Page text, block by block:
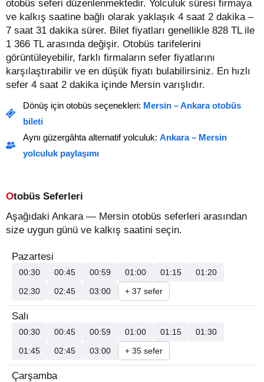
otobüs seferi düzenlenmektedir. Yolculuk süresi firmaya
ve kalkış saatine bağlı olarak yaklaşık 4 saat 2 dakika –
7 saat 31 dakika sürer. Bilet fiyatları genellikle 828 TL ile
1 366 TL arasında değişir. Otobüs tarifelerini
görüntüleyebilir, farklı firmaların sefer fiyatlarını
karşılaştırabilir ve en düşük fiyatı bulabilirsiniz. En hızlı
sefer 4 saat 2 dakika içinde Mersin varışlıdır.
Dönüş için otobüs seçenekleri: Mersin – Ankara otobüs
bileti
Aynı güzergâhta alternatif yolculuk: Ankara – Mersin
yolculuk paylaşımı
Otobüs Seferleri
Aşağıdaki Ankara — Mersin otobüs seferleri arasından
size uygun günü ve kalkış saatini seçin.
Pazartesi
00:30 00:45 00:59 01:00 01:15
01:20
02:30
02:45 03:00 + 37 sefer
Salı
00:30 00:45 00:59 01:00 01:15
01:30
01:45
02:45 03:00 + 35 sefer
Çarşamba